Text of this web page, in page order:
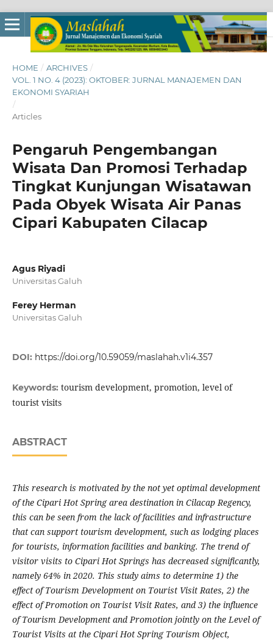
HOME / ARCHIVES /
VOL. 1 NO. 4 (2023): OKTOBER: JURNAL MANAJEMEN DAN
EKONOMI SYARIAH
/
Articles
Pengaruh Pengembangan
Wisata Dan Promosi Terhadap
Tingkat Kunjungan Wisatawan
Pada Obyek Wisata Air Panas
Cipari Kabupaten Cilacap
Agus Riyadi
Universitas Galuh
Ferey Herman
Universitas Galuh
DOI: https://doi.org/10.59059/maslahah.v1i4.357
Keywords: tourism development, promotion, level of
tourist visits
ABSTRACT
This research is motivated by the not yet optimal development
of the Cipari Hot Spring area destination in Cilacap Regency,
this can be seen from the lack of facilities and infrastructure
that can support tourism development, such as lodging places
for tourists, information facilities and banking. The trend of
visitor visits to Cipari Hot Springs has decreased significantly,
namely 64% in 2020. This study aims to determine 1) the
effect of Tourism Development on Tourist Visit Rates, 2) the
effect of Promotion on Tourist Visit Rates, and 3) the influence
of Tourism Development and Promotion jointly on the Level of
Tourist Visits at the Cipari Hot Spring Tourism Object,